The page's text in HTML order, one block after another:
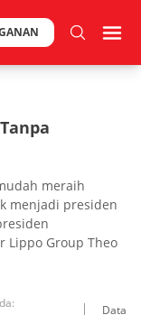
meraih
menjadi presiden
Lippo Group Theo
Data